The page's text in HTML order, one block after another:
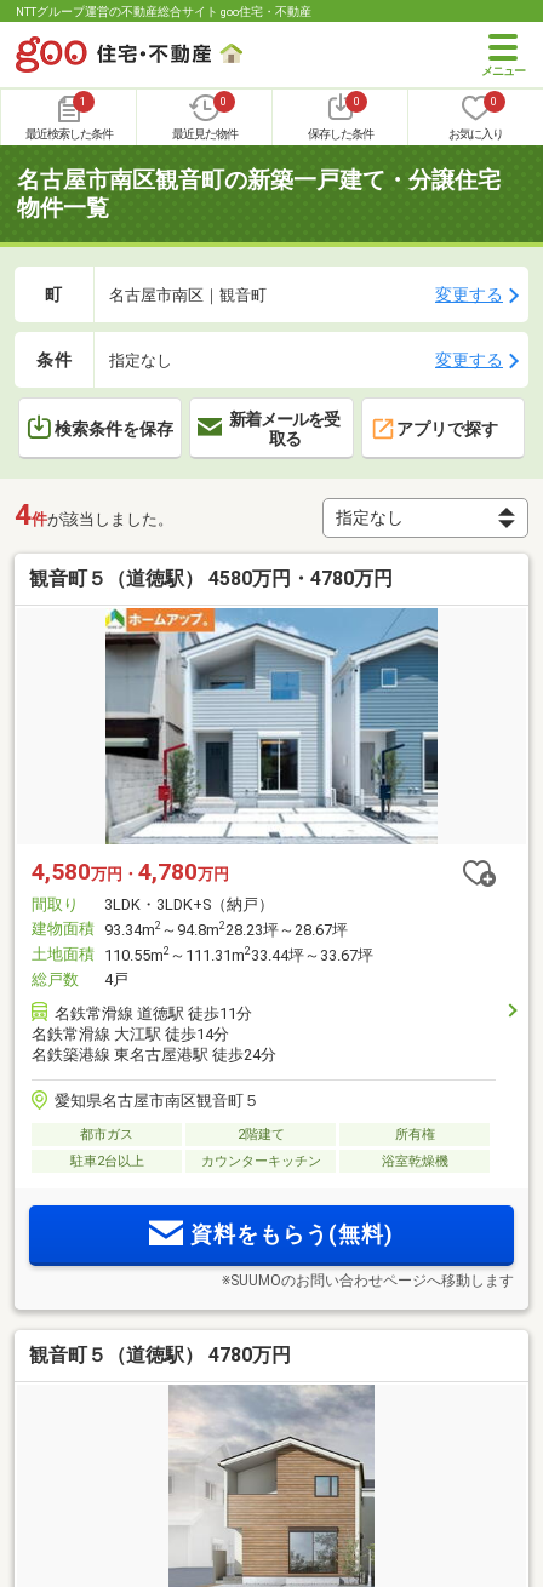
NTTグループ運営の不動産総合サイト goo住宅・不動産
1
最近検索した条件
0
最近見た物件
0
保存した条件
0
お気に入り
名古屋市南区観音町の新築一戸建て・分譲住宅
物件一覧
町 名古屋市南区｜観音町 変更する
条件 指定なし 変更する
検索条件を保存
新着メールを受
取る
アプリで探す
4件が該当しました。
観音町５（道徳駅） 4580万円・4780万円
4,580万円・ 4,780万円
間取り
3LDK・3LDK+S（納戸）
建物面積 93.34m2 ～94.8m228.23坪～28.67坪
土地面積 110.55m2 ～111.31m233.44坪～33.67坪
総戸数
4戸
名鉄常滑線 道徳駅 徒歩11分
名鉄常滑線 大江駅 徒歩14分
名鉄築港線 東名古屋港駅 徒歩24分
愛知県名古屋市南区観音町５
都市ガス 2階建て
所有権
駐車2台以上
カウンターキッチン 浴室乾燥機
資料をもらう(無料)
※SUUMOのお問い合わせページへ移動します
観音町５（道徳駅） 4780万円